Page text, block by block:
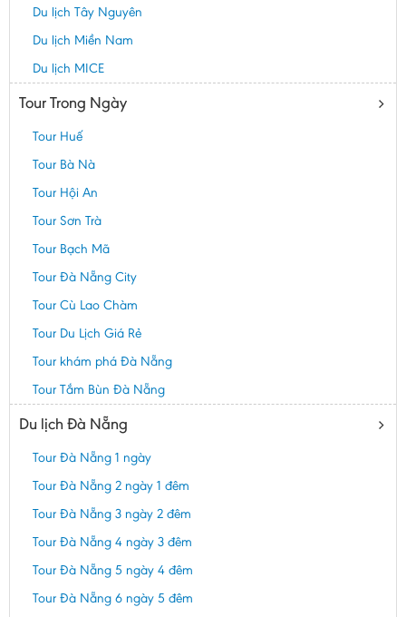
Du lịch Tây Nguyên
Du lịch Miền Nam
Du lịch MICE
Tour Trong Ngày
Tour Huế
Tour Bà Nà
Tour Hội An
Tour Sơn Trà
Tour Bạch Mã
Tour Đà Nẵng City
Tour Cù Lao Chàm
Tour Du Lịch Giá Rẻ
Tour khám phá Đà Nẵng
Tour Tắm Bùn Đà Nẵng
Du lịch Đà Nẵng
Tour Đà Nẵng 1 ngày
Tour Đà Nẵng 2 ngày 1 đêm
Tour Đà Nẵng 3 ngày 2 đêm
Tour Đà Nẵng 4 ngày 3 đêm
Tour Đà Nẵng 5 ngày 4 đêm
Tour Đà Nẵng 6 ngày 5 đêm